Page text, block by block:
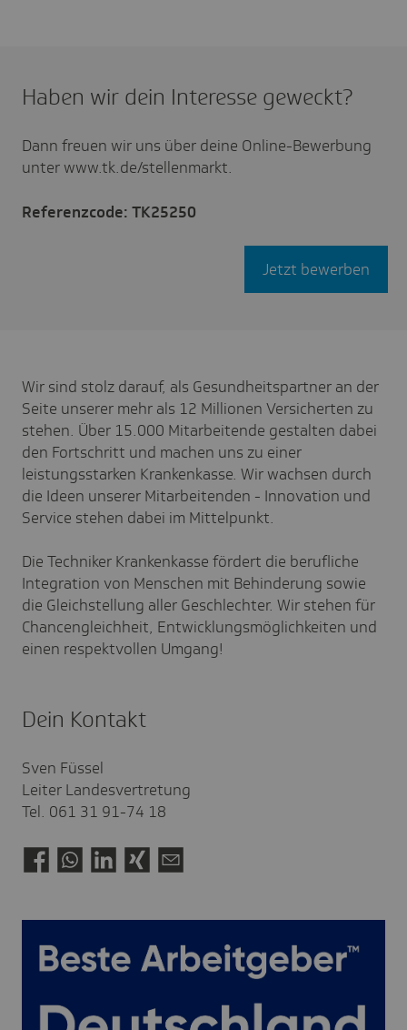
Haben wir dein Interesse geweckt?
Dann freuen wir uns über deine Online-Bewerbung
unter www.tk.de/stellenmarkt.
Referenzcode: TK25250
Jetzt bewerben
Wir sind stolz darauf, als Gesundheitspartner an der
Seite unserer mehr als 12 Millionen Versicherten zu
stehen. Über 15.000 Mitarbeitende gestalten dabei
den Fortschritt und machen uns zu einer
leistungsstarken Krankenkasse. Wir wachsen durch
die Ideen unserer Mitarbeitenden - Innovation und
Service stehen dabei im Mittelpunkt.
Die Techniker Krankenkasse fördert die berufliche
Integration von Menschen mit Behinderung sowie
die Gleichstellung aller Geschlechter. Wir stehen für
Chancengleichheit, Entwicklungsmöglichkeiten und
einen respektvollen Umgang!
Dein Kontakt
Sven Füssel
Leiter Landesvertretung
Tel. 061 31 91-74 18